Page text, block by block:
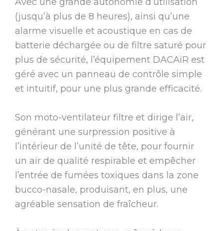
(jusqu’à plus de 8 heures), ainsi qu’une
alarme visuelle et acoustique en cas de
batterie déchargée ou de filtre saturé pour
plus de sécurité, l’équipement DACAiR est
géré avec un panneau de contrôle simple
et intuitif, pour une plus grande efficacité.
Son moto-ventilateur filtre et dirige l’air,
générant une surpression positive à
l’intérieur de l’unité de tête, pour fournir
un air de qualité respirable et empêcher
l’entrée de fumées toxiques dans la zone
bucco-nasale, produisant, en plus, une
agréable sensation de fraîcheur.